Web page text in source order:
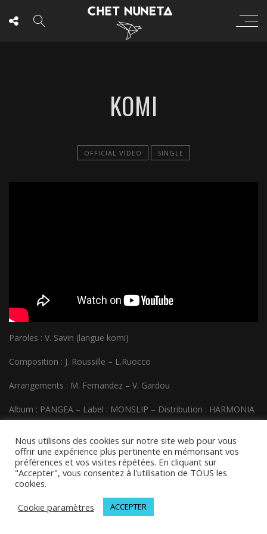
KOMI
OFFICIAL VIDEO SINGLE
Paroles : V. Savin (langue komi)
Composition : J. Roussille – L.Ruocco
Arrangements : M. Fernandez – V. Gardou
Album : PANGEA – Label : MONSLIP – Distribution : HARMONIA
Nous utilisons des cookies sur notre site web pour vous
offrir une expérience plus pertinente en mémorisant vos
préférences et vos visites répétées. En cliquant sur
"Accepter", vous consentez à l'utilisation de TOUS les
cookies.
Cookie paramètres
ACCEPTER